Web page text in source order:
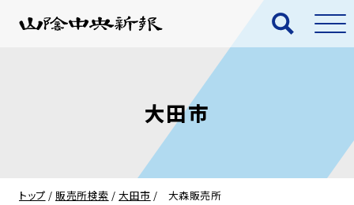
大田市
トップ / 販売所検索 /大田市 / 大森販売所